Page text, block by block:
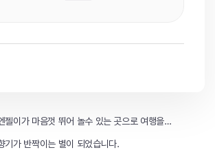
젤이가 마음껏 뛰어 놀수 있는 곳으로 여행을
기가 반짝이는 별이 되었습니다.